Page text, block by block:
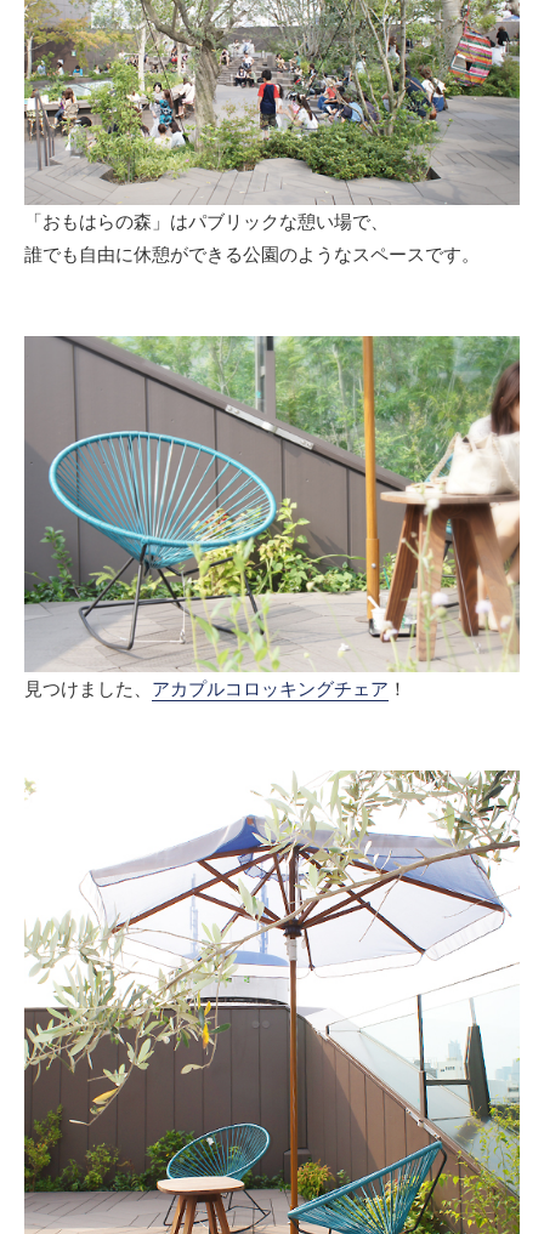
「おもはらの森」はパブリックな憩い場で、
誰でも自由に休憩ができる公園のようなスペースです。
見つけました、 アカプルコロッキングチェア ！